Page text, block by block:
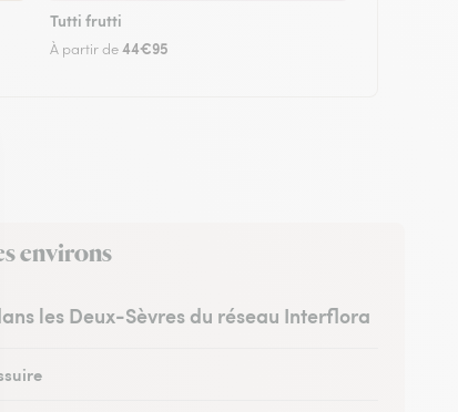
Tutti frutti
À partir de44€95
environs
les Deux-Sèvres du réseau Interflora